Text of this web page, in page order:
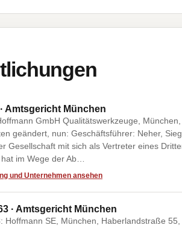
Amtsgericht München
GmbH Qualitätswerkzeuge,
geändert, nun: Geschäftsführer: Neher,
Gesellschaft mit sich als Vertreter eines
im Wege der Ab…
und Unternehmen ansehen
· Amtsgericht München
Hoffmann SE, München, Haberlandstraße